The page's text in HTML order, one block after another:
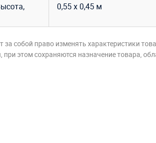
0,55 х 0,45 м
за собой право изменять характеристики
этом сохраняются назначение товара,